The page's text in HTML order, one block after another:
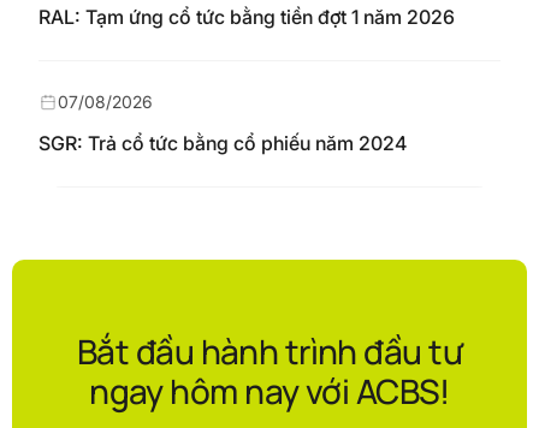
RAL: Tạm ứng cổ tức bằng tiền đợt 1 năm 2026
SGR: Trả cổ tức bằng cổ phiếu năm 2024
07/08/2026
Bắt đầu hành trình đầu tư
ngay hôm nay với ACBS!